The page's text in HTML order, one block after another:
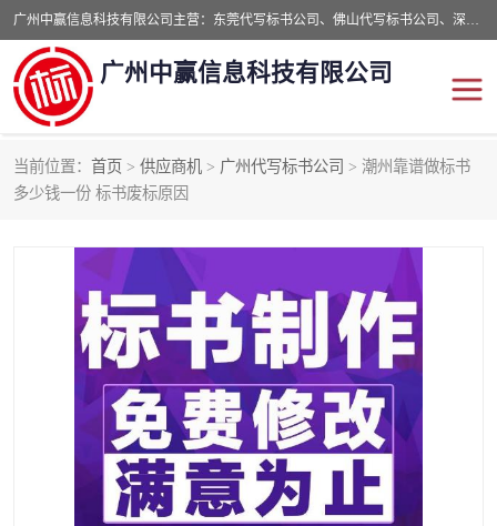
广州中赢信息科技有限公司主营：东莞代写标书公司、佛山代写标书公司、深圳代写标书公司等,食品类标书、工程类类标书,经验丰富的标书制作团队,24小时加急服务,多对一服务。
广州中赢信息科技有限公司
当前位置： 首页 > 供应商机 > 广州代写标书公司 > 潮州靠谱做标书
多少钱一份 标书废标原因
东莞代写标书公司
深圳代写标书公司 广州代写标书公司